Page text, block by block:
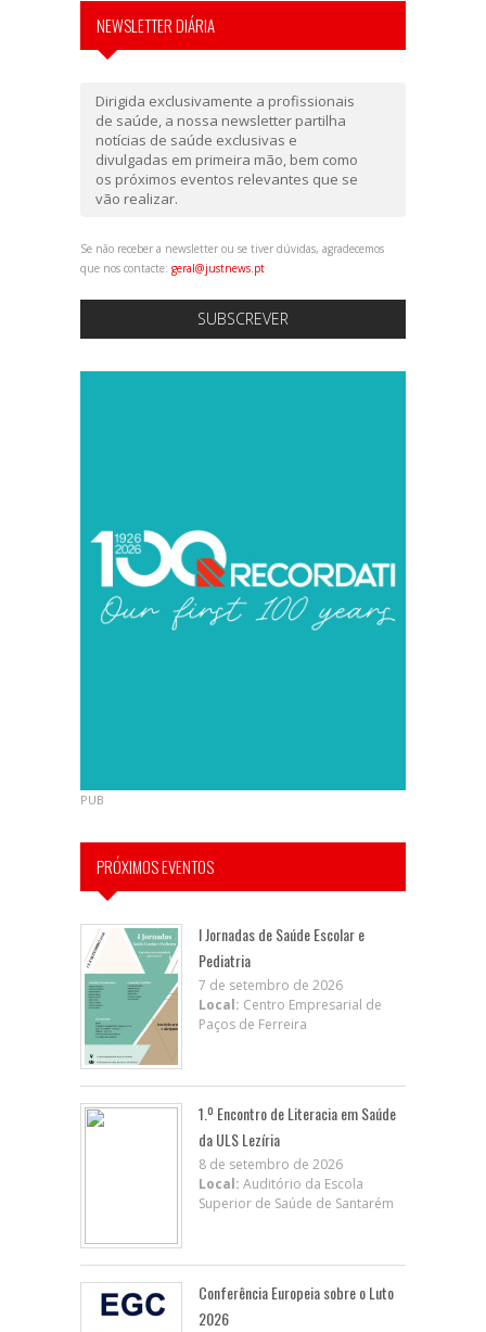
NEWSLETTER DIÁRIA
Dirigida exclusivamente a profissionais
de saúde, a nossa newsletter partilha
notícias de saúde exclusivas e
divulgadas em primeira mão, bem como
os próximos eventos relevantes que se
vão realizar.
Se não receber a newsletter ou se tiver dúvidas, agradecemos
que nos contacte: geral@justnews.pt
SUBSCREVER
PUB
PRÓXIMOS EVENTOS
I Jornadas de Saúde Escolar e
Pediatria
7 de setembro de 2026
Local: Centro Empresarial de
Paços de Ferreira
1.º Encontro de Literacia em Saúde
da ULS Lezíria
8 de setembro de 2026
Local: Auditório da Escola
Superior de Saúde de Santarém
Conferência Europeia sobre o Luto
2026